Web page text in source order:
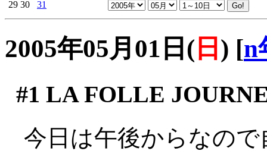
29 30 31
2005年05月01日( 日 ) [n
#1 LA FOLLE
今日は午後からなの